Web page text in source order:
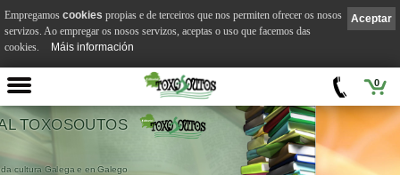
0
VILA SUÁREZ
Aceptar
Empregamos cookies propias e de terceiros que nos permiten ofrecer os nosos
servizos. Ao empregar os nosos servizos, aceptas o uso que facemos das
cookies.
Máis información